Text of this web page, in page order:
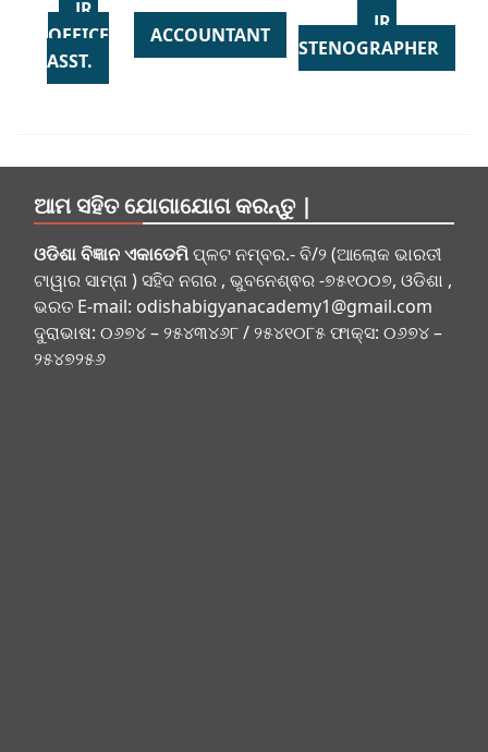
JR.
OFFICE
ASST.
ACCOUNTANT
JR.
STENOGRAPHER
ଆମ ସହିତ ଯୋଗାଯୋଗ କରନ୍ତୁ |
ଓଡିଶା ବିଜ୍ଞାନ ଏକାଡେମିପ୍ଳଟ ନମ୍ବର.- ବି/୨ (ଆଲୋକ ଭାରତୀ
ଟାୱାର ସାମ୍ନା ) ସହିଦ ନଗର , ଭୁବନେଶ୍ଵର -୭୫୧୦୦୭, ଓଡିଶା ,
ଭରତ E-mail: odishabigyanacademy1@gmail.com
ଦୁରାଭାଷ: ୦୬୭୪ – ୨୫୪୩୪୬୮ / ୨୫୪୧୦୮୫ ଫାକ୍ସ: ୦୬୭୪ –
୨୫୪୭୨୫୬